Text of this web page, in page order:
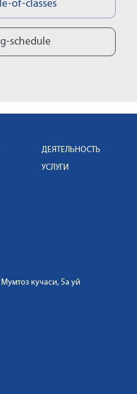
of-classes
schedule
ДЕЯТЕЛЬНОСТЬ
УСЛУГИ
кучаси, 5а уй